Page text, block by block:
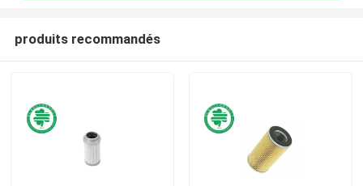
produits recommandés